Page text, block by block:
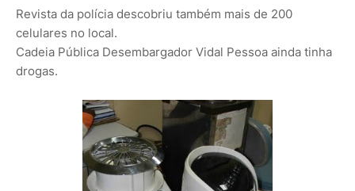
Revista da polícia descobriu também mais de 200
celulares no local.
Cadeia Pública Desembargador Vidal Pessoa ainda tinha
drogas.